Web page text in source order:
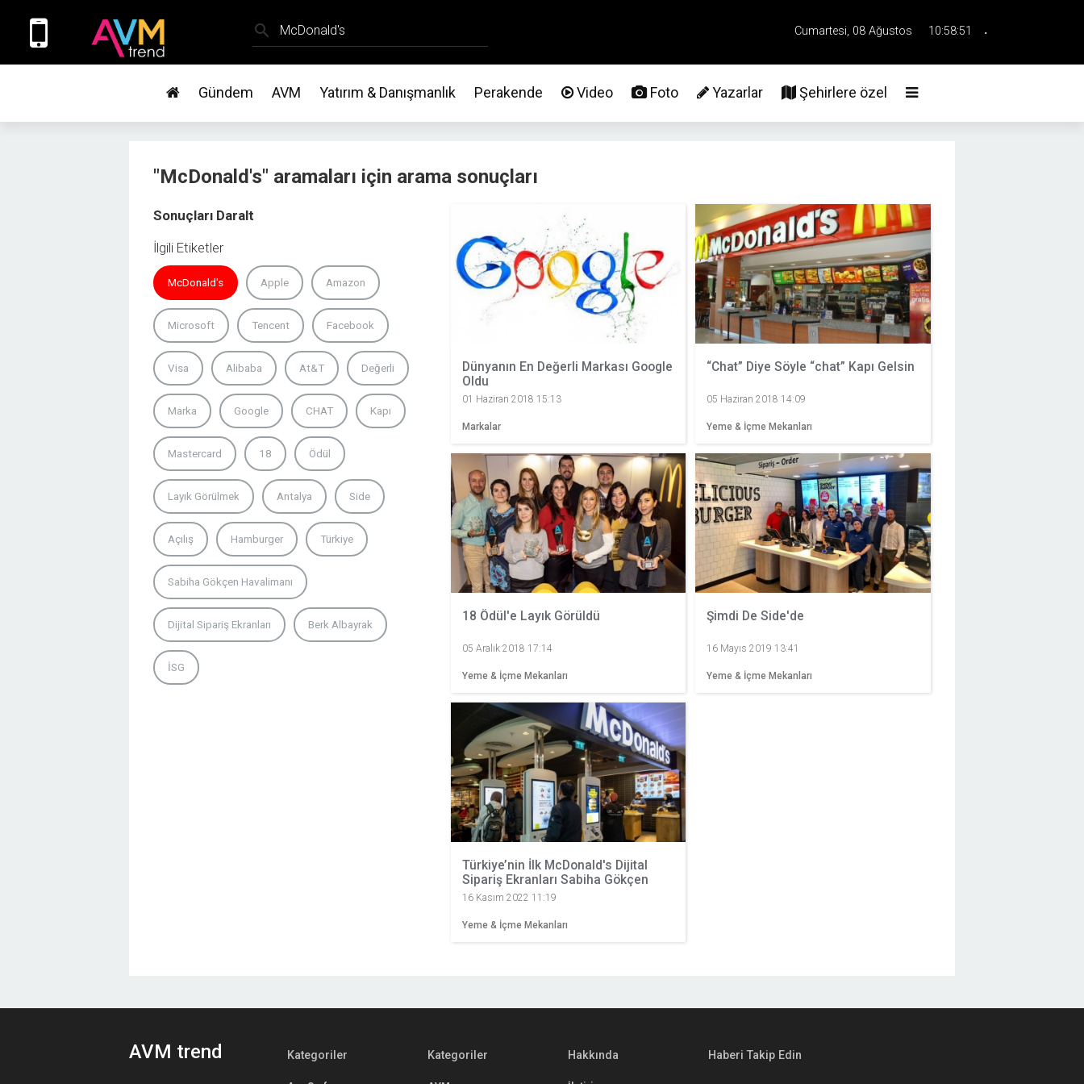
search
Cumartesi, 08 Ağustos
10:58:52 .
Gündem AVM Yatırım & Danışmanlık Perakende Video Foto Yazarlar Şehirlere özel
"McDonald's" aramaları için arama sonuçları
Sonuçları Daralt
İlgili Etiketler
McDonald's Apple Amazon
Microsoft Tencent Facebook
Visa Alibaba At&T Değerli
Marka Google CHAT Kapı
Mastercard 18 Ödül
Layık Görülmek Antalya Side
Açılış Hamburger Türkiye
Sabiha Gökçen Havalimanı
Dijital Sipariş Ekranları Berk Albayrak
İSG
Dünyanın En Değerli Markası Google
Oldu
01 Haziran 2018 15:13
Markalar
“Chat” Diye Söyle “chat” Kapı Gelsin
05 Haziran 2018 14:09
Yeme & İçme Mekanları
18 Ödül'e Layık Görüldü
05 Aralık 2018 17:14
Yeme & İçme Mekanları
Şimdi De Side'de
16 Mayıs 2019 13:41
Yeme & İçme Mekanları
Türkiye’nin İlk McDonald's Dijital
Sipariş Ekranları Sabiha Gökçen
Havalimanı’nda
16 Kasım 2022 11:19
Yeme & İçme Mekanları
AVM trend Kategoriler Kategoriler Hakkında Haberi Takip Edin